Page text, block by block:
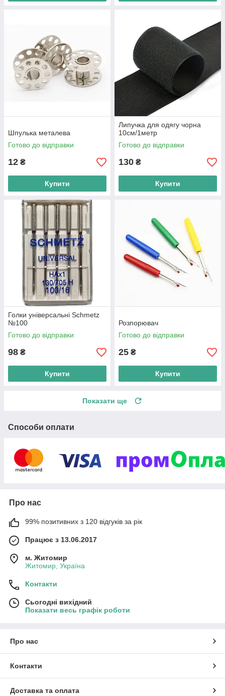
Шпулька металева
Готово до відправки
12 ₴
Купити
Липучка для одягу чорна
10см/1метр
Готово до відправки
130 ₴
Купити
Голки універсальні Schmetz
№100
Готово до відправки
98 ₴
Купити
Розпорювач
Готово до відправки
25 ₴
Купити
Показати ще
Способи оплати
Про нас
99% позитивних з 120 відгуків за рік
Працює з 13.06.2017
м. Житомир
Житомир, Україна
Контакти
Сьогодні вихідний
Показати весь графік роботи
Про нас
Контакти
Доставка та оплата